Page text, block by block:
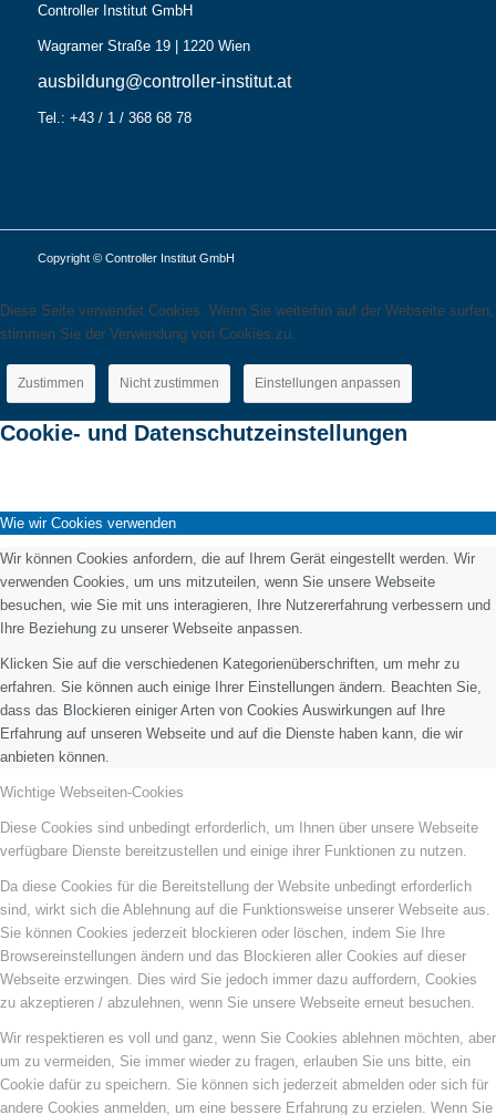
Controller Institut GmbH
Wagramer Straße 19 | 1220 Wien
ausbildung@controller-institut.at
Tel.: +43 / 1 / 368 68 78
Copyright © Controller Institut GmbH
Diese Seite verwendet Cookies. Wenn Sie weiterhin auf der Webseite surfen,
stimmen Sie der Verwendung von Cookies zu.
Zustimmen Nicht zustimmen Einstellungen anpassen
Cookie- und Datenschutzeinstellungen
Wie wir Cookies verwenden
Wir können Cookies anfordern, die auf Ihrem Gerät eingestellt werden. Wir
verwenden Cookies, um uns mitzuteilen, wenn Sie unsere Webseite
besuchen, wie Sie mit uns interagieren, Ihre Nutzererfahrung verbessern und
Ihre Beziehung zu unserer Webseite anpassen.
Klicken Sie auf die verschiedenen Kategorienüberschriften, um mehr zu
erfahren. Sie können auch einige Ihrer Einstellungen ändern. Beachten Sie,
dass das Blockieren einiger Arten von Cookies Auswirkungen auf Ihre
Erfahrung auf unseren Webseite und auf die Dienste haben kann, die wir
anbieten können.
Wichtige Webseiten-Cookies
Diese Cookies sind unbedingt erforderlich, um Ihnen über unsere Webseite
verfügbare Dienste bereitzustellen und einige ihrer Funktionen zu nutzen.
Da diese Cookies für die Bereitstellung der Website unbedingt erforderlich
sind, wirkt sich die Ablehnung auf die Funktionsweise unserer Webseite aus.
Sie können Cookies jederzeit blockieren oder löschen, indem Sie Ihre
Browsereinstellungen ändern und das Blockieren aller Cookies auf dieser
Webseite erzwingen. Dies wird Sie jedoch immer dazu auffordern, Cookies
zu akzeptieren / abzulehnen, wenn Sie unsere Webseite erneut besuchen.
Wir respektieren es voll und ganz, wenn Sie Cookies ablehnen möchten, aber
um zu vermeiden, Sie immer wieder zu fragen, erlauben Sie uns bitte, ein
Cookie dafür zu speichern. Sie können sich jederzeit abmelden oder sich für
andere Cookies anmelden, um eine bessere Erfahrung zu erzielen. Wenn Sie